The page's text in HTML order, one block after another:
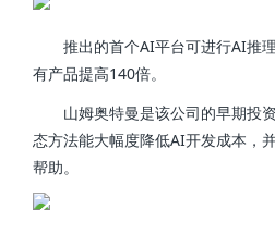
推出的首个AI平台可进行AI推
有产品提高140倍。
山姆奥特曼是该公司的早期投
态方法能大幅度降低AI开发成本，
帮助。